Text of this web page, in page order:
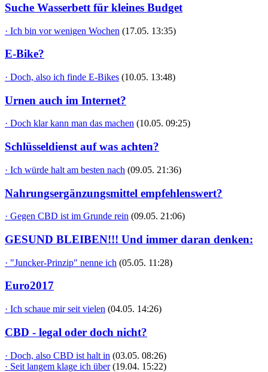
Suche Wasserbett für kleines Budget
· Ich bin vor wenigen Wochen (17.05. 13:35)
E-Bike?
· Doch, also ich finde E-Bikes (10.05. 13:48)
Urnen auch im Internet?
· Doch klar kann man das machen (10.05. 09:25)
Schlüsseldienst auf was achten?
· Ich würde halt am besten nach (09.05. 21:36)
Nahrungsergänzungsmittel empfehlenswert?
· Gegen CBD ist im Grunde rein (09.05. 21:06)
GESUND BLEIBEN!!! Und immer daran denken:
· "Juncker-Prinzip" nenne ich (05.05. 11:28)
Euro2017
· Ich schaue mir seit vielen (04.05. 14:26)
CBD - legal oder doch nicht?
· Doch, also CBD ist halt in (03.05. 08:26)
· Seit langem klage ich über (19.04. 15:22)